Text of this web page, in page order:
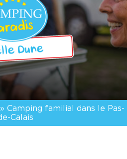
Camping familial dans le Pas-
Calais